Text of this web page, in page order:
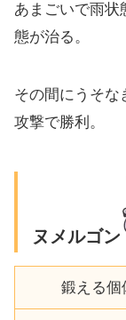
あまごいで雨状
態が治る。
その間にうそな
攻撃で勝利。
ヌメルゴン
鍛える個